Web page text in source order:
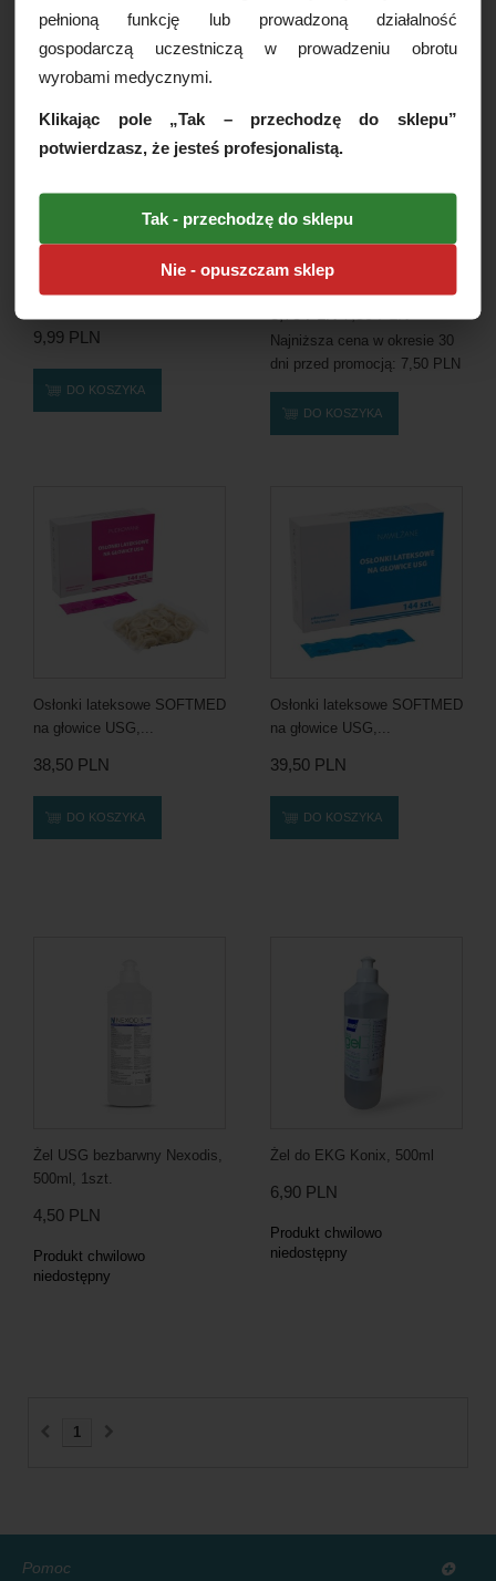
wygładzającym,...
9,99 PLN
DO KOSZYKA
PROMOCJA
przewodzący, 500g [Data...
Najniższa cena w okresie 30
dni przed promocją: 7,50 PLN
DO KOSZYKA
Osłonki lateksowe SOFTMED
na głowice USG,...
38,50 PLN
DO KOSZYKA
Osłonki lateksowe SOFTMED
na głowice USG,...
39,50 PLN
DO KOSZYKA
Żel USG bezbarwny Nexodis,
500ml, 1szt.
4,50 PLN
Produkt chwilowo
niedostępny
Żel do EKG Konix, 500ml
6,90 PLN
Produkt chwilowo
niedostępny
1
Pomoc
pełnioną funkcję lub prowadzoną działalność
gospodarczą uczestniczą w prowadzeniu obrotu
wyrobami medycznymi.
Klikając pole „Tak – przechodzę do sklepu”
potwierdzasz, że jesteś profesjonalistą.
Tak - przechodzę do sklepu
Nie - opuszczam sklep